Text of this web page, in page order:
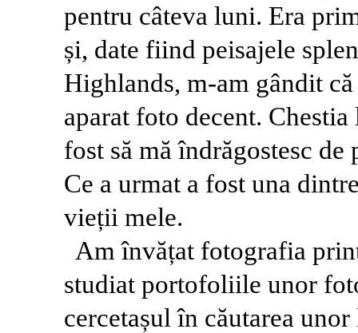
pentru câteva luni. Era
și, date fiind peisajele
Highlands, m-am gândit
aparat foto decent.
fost să mă îndrăgostesc
Ce a urmat a fost una
vieții mele.
Am învățat fotografia
studiat portofoliile unor
cercetașul în căutarea